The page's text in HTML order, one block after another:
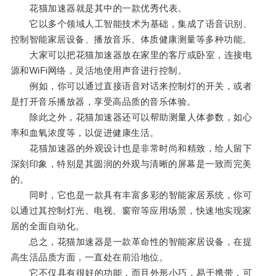
花猫加速器就是其中的一款优秀代表。
它以多个领域人工智能技术为基础，集成了语音识别、
控制智能家居设备、播放音乐、体质健康测量等多种功能。
大家可以把花猫加速器放在家里的客厅或卧室，连接电
源和WiFi网络，灵活地使用声音进行控制。
例如，你可以通过直接语音对话来控制灯的开关，或者
是打开音乐播放器，享受高品质的音乐体验。
除此之外，花猫加速器还可以帮助测量人体参数，如心
率和血氧浓度等，以促进健康生活。
花猫加速器的外观设计也是非常时尚和精致，给人留下
深刻印象，特别是其圆润的外观与清晰的屏幕是一致而完美
的。
同时，它也是一款具有丰富多彩的智能家居系统，你可
以通过其控制灯光、电视、窗帘等应用场景，快速地实现家
居的全面自动化。
总之，花猫加速器是一款革命性的智能家居设备，在提
高生活品质方面，一直处在前沿地位。
它不仅具有很好的功能，而且外形小巧，易于携带，可